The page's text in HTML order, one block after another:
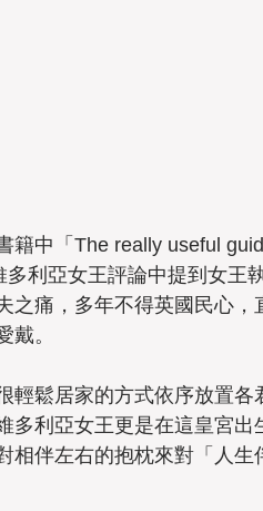
籍中「The really useful
多利亞女王評論中提到女王
之痛，多年不得英國民心
戴。
輕鬆居家的方式依序放置
多利亞女王更是在這皇宮
相伴左右的抱枕來對「人